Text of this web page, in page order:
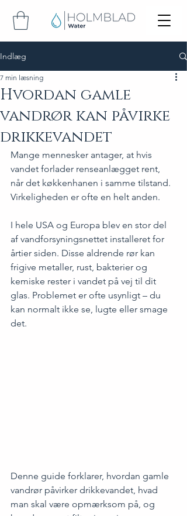
Indlæg
Hvordan gamle
vandrør kan påvirke
drikkevandet
7 min læsning
Mange mennesker antager, at hvis
vandet forlader renseanlægget rent,
når det køkkenhanen i samme tilstand.
Virkeligheden er ofte en helt anden.
I hele USA og Europa blev en stor del
af vandforsyningsnettet installeret for
årtier siden. Disse aldrende rør kan
frigive metaller, rust, bakterier og
kemiske rester i vandet på vej til dit
glas. Problemet er ofte usynligt – du
kan normalt ikke se, lugte eller smage
det.
Denne guide forklarer, hvordan gamle
vandrør påvirker drikkevandet, hvad
man skal være opmærksom på, og